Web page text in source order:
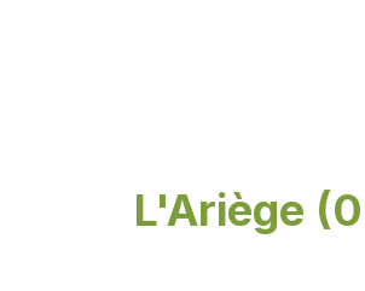
L'Ariège